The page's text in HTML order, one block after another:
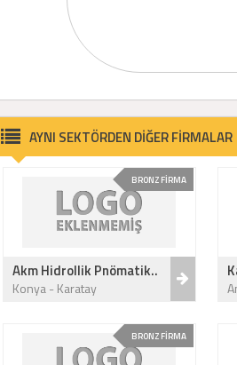
AYNI SEKTÖRDEN DİĞER FİRMALAR
BRONZ FİRMA
Akm Hidrollik Pnömatik..
Konya - Karatay
BRONZ FİRMA